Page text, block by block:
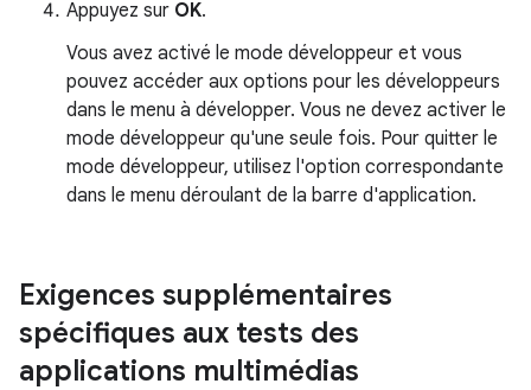
Appuyez sur OK.
Vous avez activé le mode développeur et vous
pouvez accéder aux options pour les développeurs
dans le menu à développer. Vous ne devez activer le
mode développeur qu'une seule fois. Pour quitter le
mode développeur, utilisez l'option correspondante
dans le menu déroulant de la barre d'application.
Exigences supplémentaires
spécifiques aux tests des
applications multimédias